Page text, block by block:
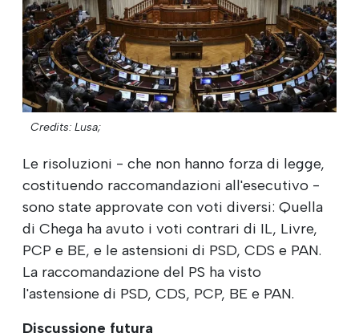
Credits: Lusa;
Le risoluzioni - che non hanno forza di legge,
costituendo raccomandazioni all'esecutivo -
sono state approvate con voti diversi: Quella
di Chega ha avuto i voti contrari di IL, Livre,
PCP e BE, e le astensioni di PSD, CDS e PAN.
La raccomandazione del PS ha visto
l'astensione di PSD, CDS, PCP, BE e PAN.
Discussione futura